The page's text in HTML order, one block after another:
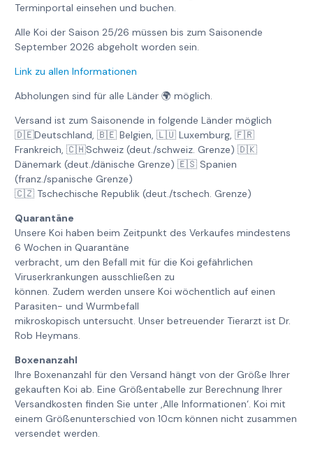
Terminportal einsehen und buchen.
Alle Koi der Saison 25/26 müssen bis zum Saisonende
September 2026 abgeholt worden sein.
Link zu allen Informationen
Abholungen sind für alle Länder 🌍 möglich.
Versand ist zum Saisonende in folgende Länder möglich
🇩🇪Deutschland, 🇧🇪 Belgien, 🇱🇺 Luxemburg, 🇫🇷
Frankreich, 🇨🇭Schweiz (deut./schweiz. Grenze) 🇩🇰
Dänemark (deut./dänische Grenze) 🇪🇸 Spanien
(franz./spanische Grenze)
🇨🇿 Tschechische Republik (deut./tschech. Grenze)
Quarantäne
Unsere Koi haben beim Zeitpunkt des Verkaufes mindestens
6 Wochen in Quarantäne
verbracht, um den Befall mit für die Koi gefährlichen
Viruserkrankungen ausschließen zu
können. Zudem werden unsere Koi wöchentlich auf einen
Parasiten- und Wurmbefall
mikroskopisch untersucht. Unser betreuender Tierarzt ist Dr.
Rob Heymans.
Boxenanzahl
Ihre Boxenanzahl für den Versand hängt von der Größe Ihrer
gekauften Koi ab. Eine Größentabelle zur Berechnung Ihrer
Versandkosten finden Sie unter ‚Alle Informationen‘. Koi mit
einem Größenunterschied von 10cm können nicht zusammen
versendet werden.